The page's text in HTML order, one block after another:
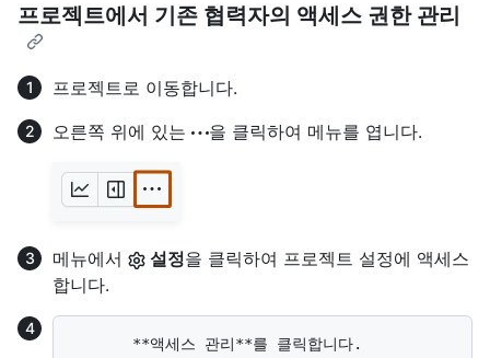
프로젝트에서 기존 협력자의 액세스 권한 관리
프로젝트로 이동합니다.
오른쪽 위에 있는
을 클릭하여 메뉴를 엽니다.
메뉴에서 설정을 클릭하여 프로젝트 설정에 액세스
합니다.